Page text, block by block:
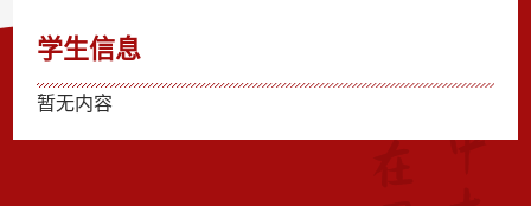
学生信息
暂无内容